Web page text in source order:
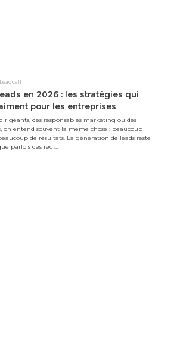
Leadcall
en 2026 : les stratégies qui
pour les entreprises
des responsables marketing ou des
on entend souvent la même chose : beaucoup
de résultats. La génération de leads reste
parfois des rec ...